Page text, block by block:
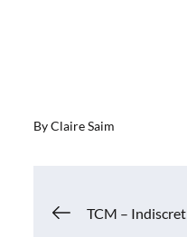
ByClaire Saim
Navigation
TCM – Indiscret